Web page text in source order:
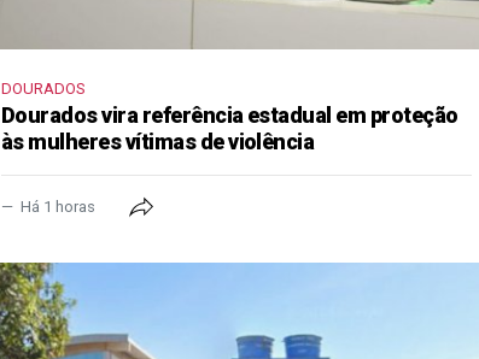
DOURADOS
Dourados vira referência estadual em proteção
às mulheres vítimas de violência
Há 1 horas